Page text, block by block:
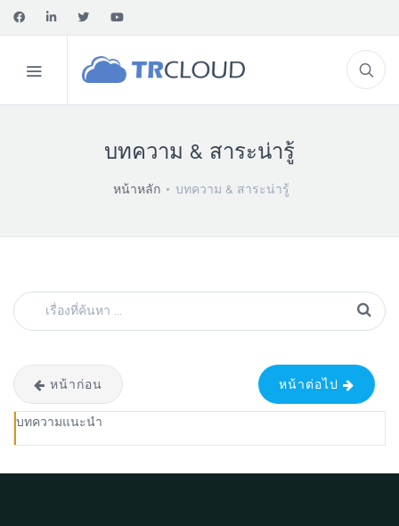
บทความ & สาระน่ารู้
หน้าหลัก บทความ & สาระน่ารู้
หน้าก่อน หน้าต่อไป
บทความแนะนำ